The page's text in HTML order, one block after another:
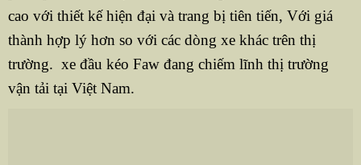
cao với thiết kế hiện đại và trang bị tiên tiến, Với giá
thành hợp lý hơn so với các dòng xe khác trên thị
trường. xe đầu kéo Faw đang chiếm lĩnh thị trường
vận tải tại Việt Nam.